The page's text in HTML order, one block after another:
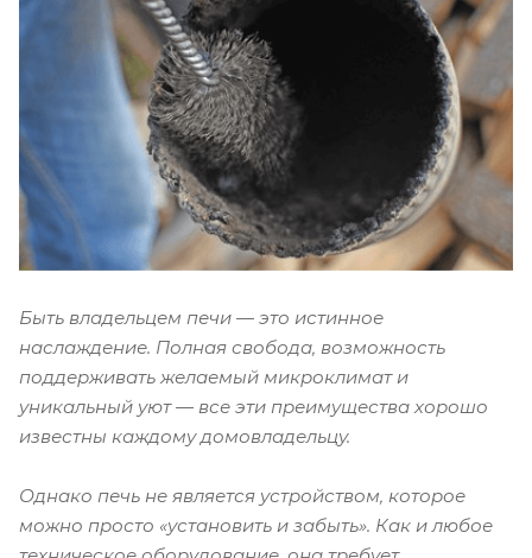
Быть владельцем печи — это истинное
наслаждение. Полная свобода, возможность
поддерживать желаемый микроклимат и
уникальный уют — все эти преимущества хорошо
известны каждому домовладельцу.
Однако печь не является устройством, которое
можно просто «установить и забыть». Как и любое